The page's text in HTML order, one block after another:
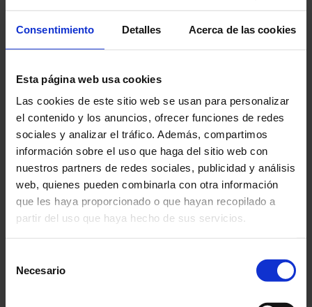
Consentimiento Detalles Acerca de las cookies
Esta página web usa cookies
Las cookies de este sitio web se usan para personalizar
el contenido y los anuncios, ofrecer funciones de redes
sociales y analizar el tráfico. Además, compartimos
información sobre el uso que haga del sitio web con
nuestros partners de redes sociales, publicidad y análisis
web, quienes pueden combinarla con otra información
que les haya proporcionado o que hayan recopilado a
partir del uso que haya hecho de sus servicios.
Necesario
Baterías
Detector iónico de humos
Proyectos
Referencias
Certificados
Contacto
Sprache
deutsch
english
espanol
+49 541 40898-0
hpm@umweltmanager.net